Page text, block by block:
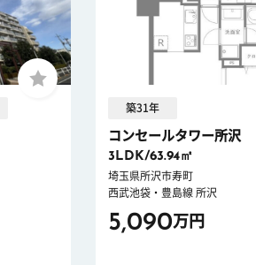
築31年
コンセールタワー所沢
3LDK/63.94㎡
埼玉県所沢市寿町
西武池袋・豊島線 所沢
5,090万円